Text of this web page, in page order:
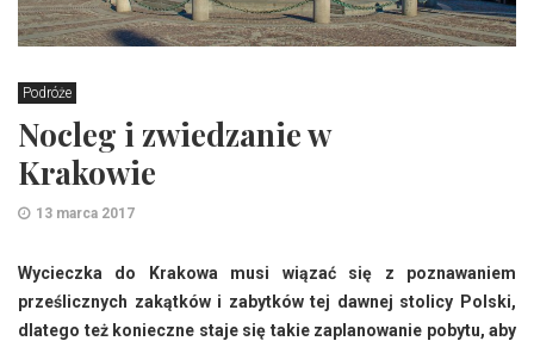
Podróże
Nocleg i zwiedzanie w
Krakowie
13 marca 2017
Wycieczka do Krakowa musi wiązać się z poznawaniem
prześlicznych zakątków i zabytków tej dawnej stolicy Polski,
dlatego też konieczne staje się takie zaplanowanie pobytu, aby